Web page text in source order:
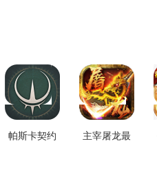
帕斯卡契约
主宰屠龙最